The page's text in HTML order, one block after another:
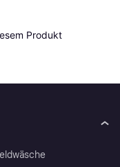
Produkt